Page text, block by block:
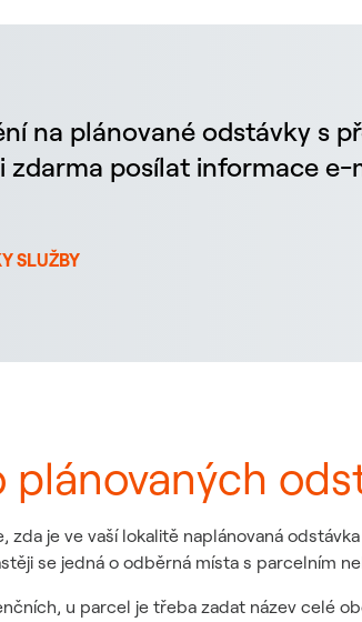
na plánované odstávky s
zdarma posílat informace e-
SLUŽBY
je ve vaší lokalitě naplánovaná
se jedná o odběrná místa s parcelním
u parcel je třeba zadat název celé